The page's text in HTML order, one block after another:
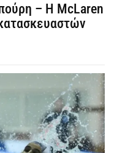
– Η McLaren